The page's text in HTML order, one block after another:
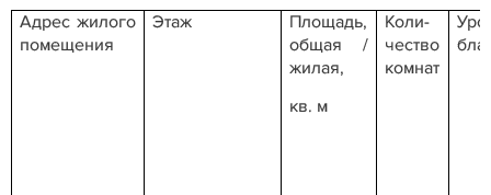
Адрес жилого
помещения
Этаж
Площадь,
общая /
жилая,
кв. м
Коли-
чество
комнат